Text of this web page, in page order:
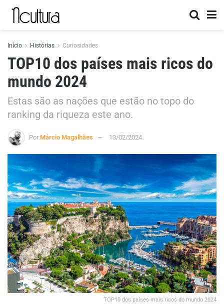
Início Histórias Curiosidades
TOP10 dos países mais ricos do
mundo 2024
Estas são as nações que estão no topo do
ranking da riqueza este ano.
Por Márcio Magalhães 13/02/2024
TOP10 dos países mais ricos do mundo 2024